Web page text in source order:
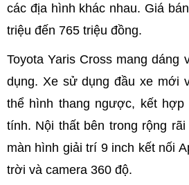
các địa hình khác nhau. Giá
triệu đến 765 triệu đồng.
Toyota Yaris Cross mang
dụng. Xe sử dụng đầu xe mới
thể hình thang ngược, kết
tính. Nội thất bên trong rộng
màn hình giải trí 9 inch kết nối
trời và camera 360 độ.